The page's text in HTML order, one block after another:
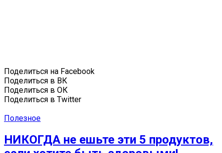
Поделиться на Facebook
Поделиться в ВК
Поделиться в ОК
Поделиться в Twitter
Полезное
НИКОГДА не ешьте эти 5 продуктов,